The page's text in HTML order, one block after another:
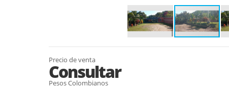
Precio de venta
Consultar
Pesos Colombianos